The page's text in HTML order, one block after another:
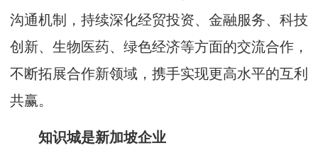
沟通机制，持续深化经贸投资、金融服务、科技
创新、生物医药、绿色经济等方面的交流合作，
不断拓展合作新领域，携手实现更高水平的互利
共赢。
知识城是新加坡企业